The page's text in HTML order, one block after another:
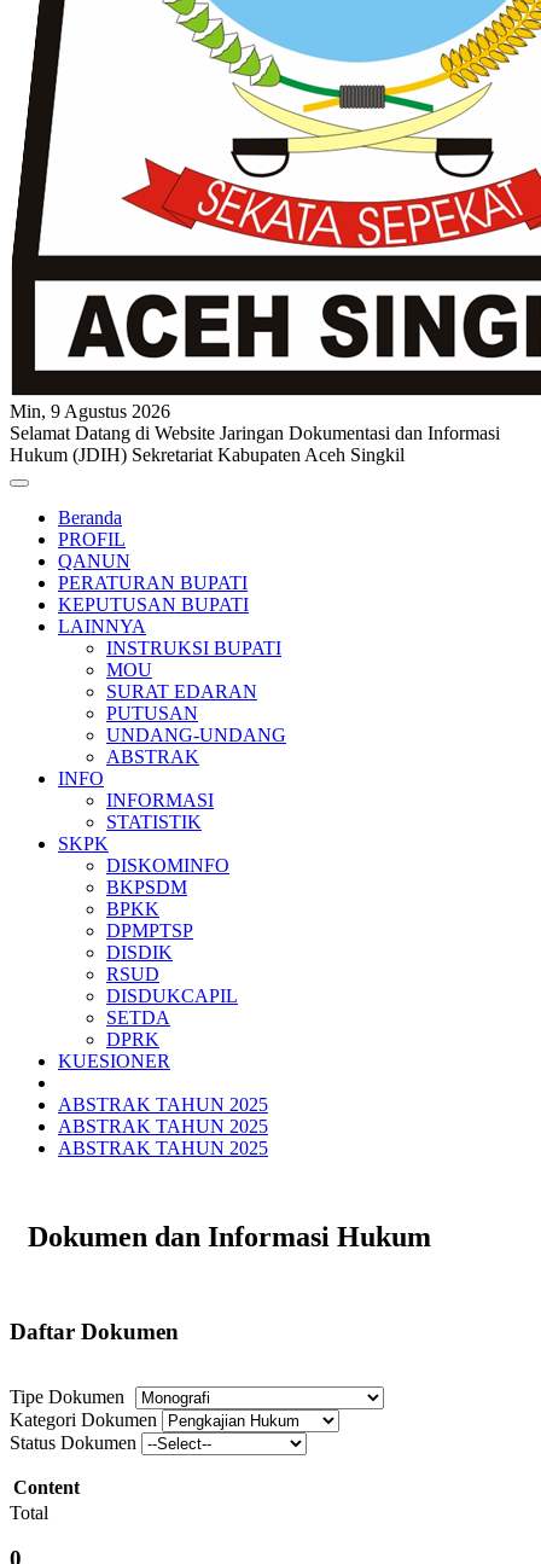
Min, 9 Agustus 2026
Selamat Datang di Website Jaringan Dokumentasi dan Informasi
Hukum (JDIH) Sekretariat Kabupaten Aceh Singkil
Beranda
PROFIL
QANUN
PERATURAN BUPATI
KEPUTUSAN BUPATI
LAINNYA
INSTRUKSI BUPATI
MOU
SURAT EDARAN
PUTUSAN
UNDANG-UNDANG
ABSTRAK
INFO
INFORMASI
STATISTIK
SKPK
DISKOMINFO
BKPSDM
BPKK
DPMPTSP
DISDIK
RSUD
DISDUKCAPIL
SETDA
DPRK
KUESIONER
ABSTRAK TAHUN 2025
ABSTRAK TAHUN 2025
ABSTRAK TAHUN 2025
Dokumen dan Informasi Hukum
Daftar Dokumen
Tipe Dokumen
Kategori Dokumen
Status Dokumen
Content
Total
0